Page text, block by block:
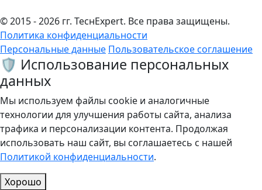
© 2015 - 2026 гг. ТеcнExpert. Все права защищены.
Политика конфиденциальности
Персональные данные Пользовательское соглашение
🛡️ Использование персональных
данных
Мы используем файлы cookie и аналогичные
технологии для улучшения работы сайта, анализа
трафика и персонализации контента. Продолжая
использовать наш сайт, вы соглашаетесь с нашей
Политикой конфиденциальности.
Хорошо